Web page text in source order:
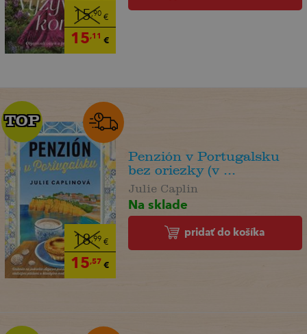
15,90€
15,11 €
18,99 €
15,57 €
TOP
TOP
Penzión v Portugalsku
bez oriezky (v ...
Julie Caplin
Na sklade
pridať do košíka